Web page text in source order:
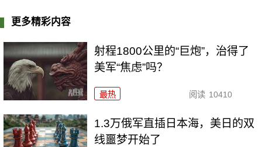
更多精彩内容
射程1800公里的“巨炮”，治得了
美军“焦虑”吗？
最热 阅读 10410
1.3万俄军直插日本海，美日的双
线噩梦开始了